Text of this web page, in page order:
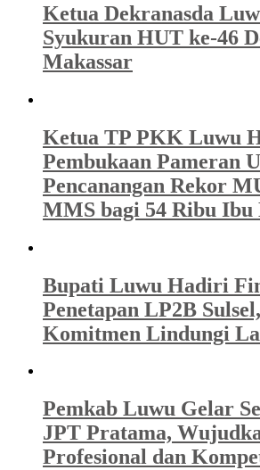
Ketua Dekranasda
Syukuran HUT ke-46
Makassar
Ketua TP PKK Luwu
Pembukaan Pameran
Pencanangan Rekor
MMS bagi 54 Ribu Ibu
Bupati Luwu Hadiri
Penetapan LP2B
Komitmen Lindungi
Pemkab Luwu Gelar
JPT Pratama,
Profesional dan